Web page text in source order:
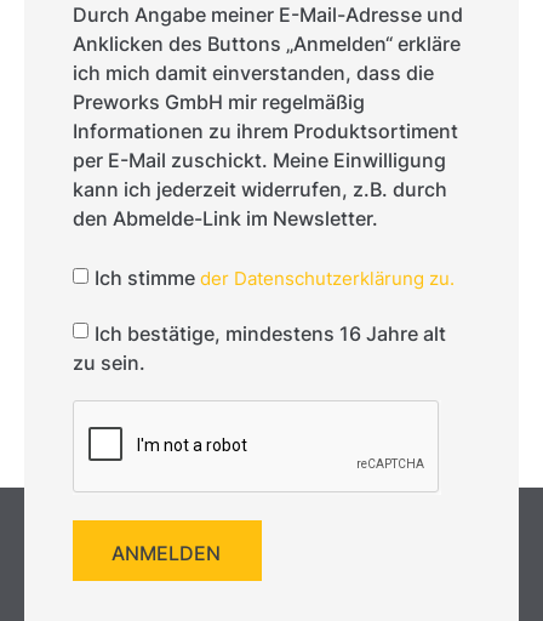
Durch Angabe meiner E-Mail-Adresse und
Anklicken des Buttons „Anmelden“ erkläre
ich mich damit einverstanden, dass die
Preworks GmbH mir regelmäßig
Informationen zu ihrem Produktsortiment
per E-Mail zuschickt. Meine Einwilligung
kann ich jederzeit widerrufen, z.B. durch
den Abmelde-Link im Newsletter.
Ich stimme der Datenschutzerklärung zu.
Ich bestätige, mindestens 16 Jahre alt
zu sein.
ANMELDEN